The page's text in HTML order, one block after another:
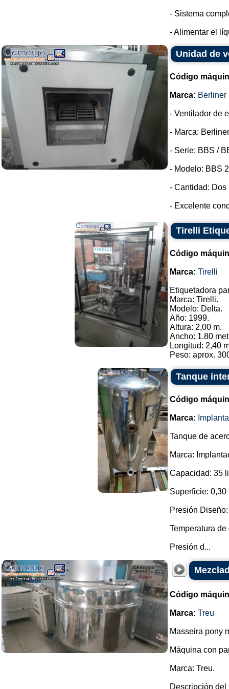
- Sistema
- Alimentar el
Unidad de
Código
Marca: Berliner
- Ventilador de
- Marca:
- Serie: BBS /
- Modelo: BBS
- Cantidad: Dos
- Excelente
Tirelli
Código
Marca: Tirelli
Etiquetadora
Marca: Tirelli.
Modelo: Delta.
Año: 1999.
Altura: 2,00 m.
Ancho: 1.80
Longitud: 2,40
Peso: aprox.
Tanque
Código
Marca:
Tanque de
Marca:
Capacidad: 35
Superficie: 0,30
Presión
Temperatura
Presión d...
Código
Marca: Treu
Masseira pony
Máquina con
Marca: Treu.
Descripción del